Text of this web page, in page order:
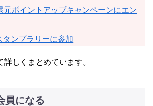
ポイントアップキャンペーンにエン
ンプラリーに参加
詳しくまとめています。
員になる